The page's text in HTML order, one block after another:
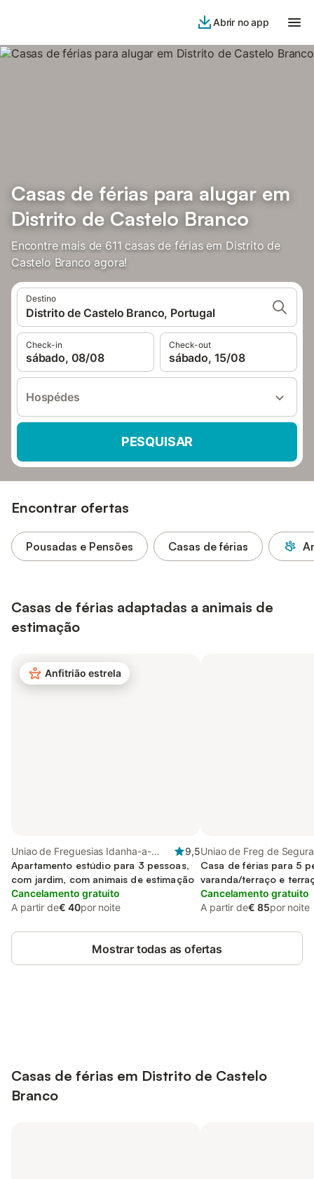
Abrir no app
Casas de férias para alugar em
Distrito de Castelo Branco
Encontre mais de 611 casas de férias em Distrito de
Castelo Branco agora!
Destino
Distrito de Castelo Branco, Portugal
Check-in
sábado, 08/08
Check-out
sábado, 15/08
Hospédes
PESQUISAR
Encontrar ofertas
Pousadas e Pensões Casas de férias
Casas de férias adaptadas a animais de
estimação
Anfitrião estrela
Uniao de Freguesias Idanha-a-
Nova e Alcafozes, Distrito de
Castelo Branco
9,5
Apartamento estúdio para 3 pessoas,
com jardim, com animais de estimação
Cancelamento gratuito
A partir de€ 40por noite
Uniao de Freg de
Distrito de Castelo
Casa de férias para 5
varanda/terraço e
Cancelamento gratuito
A partir de€ 85por noite
Mostrar todas as ofertas
Casas de férias em Distrito de Castelo
Branco